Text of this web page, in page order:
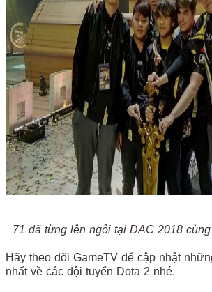
71 đã từng lên ngôi tại DAC 2018
Hãy theo dõi GameTV để cập nhật
nhất về các đội tuyển Dota 2 nhé.